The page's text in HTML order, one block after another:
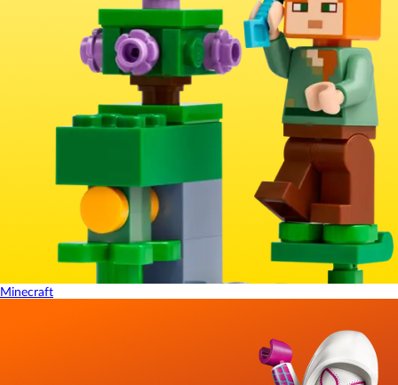
Minecraft